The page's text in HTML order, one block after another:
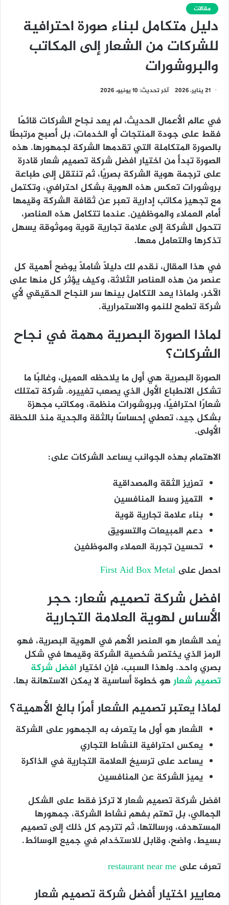
مقالات
دليل متكامل لبناء صورة احترافية
للشركات من الشعار إلى المكاتب
والبروشورات
21 يناير، 2026 آخر تحديث: 10 يونيو، 2026
في عالم الأعمال الحديث، لم يعد نجاح الشركات قائمًا
فقط على جودة المنتجات أو الخدمات، بل أصبح مرتبطًا
بالصورة المتكاملة التي تقدمها الشركة لجمهورها. هذه
الصورة تبدأ من اختيارافضل شركة تصميم شعارقادرة
على ترجمة هوية الشركة بصريًا، ثم تنتقل إلى طباعة
بروشوراتتعكس هذه الهوية بشكل احترافي، وتكتمل
معتجهيز مكاتب إدارية تعبر عن ثقافة الشركة وقيمها
أمام العملاء والموظفين. عندما تتكامل هذه العناصر،
تتحول الشركة إلى علامة تجارية قوية وموثوقة يسهل
تذكرها والتعامل معها.
في هذا المقال، نقدم لك دليلًا شاملًا يوضح أهمية كل
عنصر من هذه العناصر الثلاثة، وكيف يؤثر كل منها على
الآخر، ولماذا يعد التكامل بينها سر النجاح الحقيقي لأي
شركة تطمح للنمو والاستمرارية.
لماذا الصورة البصرية مهمة في نجاح
الشركات؟
الصورة البصرية هي أول ما يلاحظه العميل، وغالبًا ما
تشكل الانطباع الأول الذي يصعب تغييره. شركة تمتلك
شعارًا احترافيًا، وبروشورات منظمة، ومكاتب مجهزة
بشكل جيد، تعطي إحساسًا بالثقة والجدية منذ اللحظة
الأولى.
الاهتمام بهذه الجوانب يساعد الشركات على:
تعزيز الثقة والمصداقية
التميز وسط المنافسين
بناء علامة تجارية قوية
دعم المبيعات والتسويق
تحسين تجربة العملاء والموظفين
احصل على First Aid Box Metal
افضل شركة تصميم شعار: حجر
الأساس لهوية العلامة التجارية
يُعد الشعار هو العنصر الأهم في الهوية البصرية، فهو
الرمز الذي يختصر شخصية الشركة وقيمها في شكل
بصري واحد. ولهذا السبب، فإن اختيارافضل شركة
تصميم شعارهو خطوة أساسية لا يمكن الاستهانة بها.
لماذا يعتبر تصميم الشعار أمرًا بالغ الأهمية؟
الشعار هو أول ما يتعرف به الجمهور على الشركة
يعكس احترافية النشاط التجاري
يساعد على ترسيخ العلامة التجارية في الذاكرة
يميز الشركة عن المنافسين
افضل شركة تصميم شعارلا تركز فقط على الشكل
الجمالي، بل تهتم بفهم نشاط الشركة، جمهورها
المستهدف، ورسالتها، ثم تترجم كل ذلك إلى تصميم
بسيط، واضح، وقابل للاستخدام في جميع الوسائط.
تعرف على restaurant near me
معايير اختيار أفضل شركة تصميم شعار